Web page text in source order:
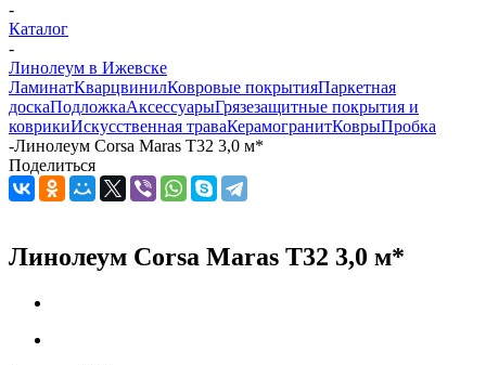
-
Каталог
-
Линолеум в Ижевске
ЛаминатКварцвинилКовровые покрытияПаркетная
доскаПодложкаАксессуарыГрязезащитные покрытия и
коврикиИскусственная траваКерамогранитКоврыПробка
-Линолеум Corsa Maras T32 3,0 м*
Поделиться
Линолеум Corsa Maras T32 3,0 м*